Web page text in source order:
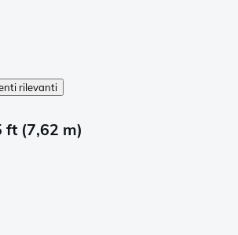
rilevanti
(7,62 m)